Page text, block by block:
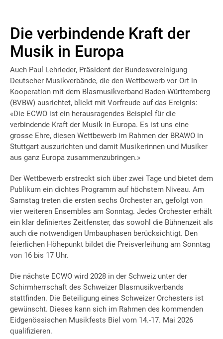
Die verbindende Kraft der
Musik in Europa
Auch Paul Lehrieder, Präsident der Bundesvereinigung
Deutscher Musikverbände, die den Wettbewerb vor Ort in
Kooperation mit dem Blasmusikverband Baden-Württemberg
(BVBW) ausrichtet, blickt mit Vorfreude auf das Ereignis:
«Die ECWO ist ein herausragendes Beispiel für die
verbindende Kraft der Musik in Europa. Es ist uns eine
grosse Ehre, diesen Wettbewerb im Rahmen der BRAWO in
Stuttgart auszurichten und damit Musikerinnen und Musiker
aus ganz Europa zusammenzubringen.»
Der Wettbewerb erstreckt sich über zwei Tage und bietet dem
Publikum ein dichtes Programm auf höchstem Niveau. Am
Samstag treten die ersten sechs Orchester an, gefolgt von
vier weiteren Ensembles am Sonntag. Jedes Orchester erhält
ein klar definiertes Zeitfenster, das sowohl die Bühnenzeit als
auch die notwendigen Umbauphasen berücksichtigt. Den
feierlichen Höhepunkt bildet die Preisverleihung am Sonntag
von 16 bis 17 Uhr.
Die nächste ECWO wird 2028 in der Schweiz unter der
Schirmherrschaft des Schweizer Blasmusikverbands
stattfinden. Die Beteiligung eines Schweizer Orchesters ist
gewünscht. Dieses kann sich im Rahmen des kommenden
Eidgenössischen Musikfests Biel vom 14.-17. Mai 2026
qualifizieren.